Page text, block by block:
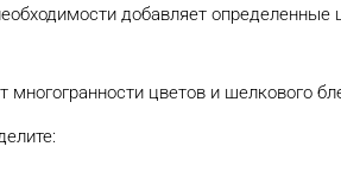
добавляет
цветов и шелкового